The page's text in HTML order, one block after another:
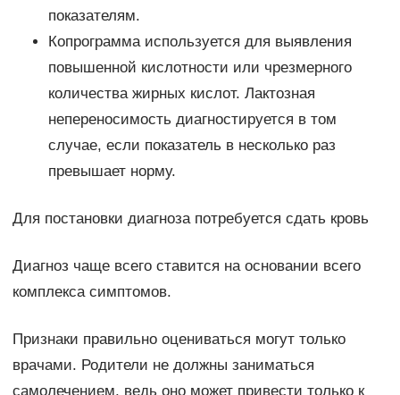
показателям.
Копрограмма используется для выявления
повышенной кислотности или чрезмерного
количества жирных кислот. Лактозная
непереносимость диагностируется в том
случае, если показатель в несколько раз
превышает норму.
Для постановки диагноза потребуется сдать кровь
Диагноз чаще всего ставится на основании всего
комплекса симптомов.
Признаки правильно оцениваться могут только
врачами. Родители не должны заниматься
самолечением, ведь оно может привести только к